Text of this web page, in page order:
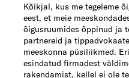
Kõikjal, kus me tegeleme
eest, et meie
õigusruumides õppinud ja
partnereid ja
meeskonna püsiliikmed.
esindatud firmadest
rakendamist, kellel ei ole